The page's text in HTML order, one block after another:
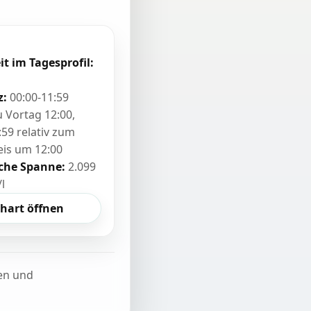
im Tagesprofil:
00:00-11:59
Vortag 12:00,
relativ zum
um 12:00
Spanne: 2.099
öffnen
und